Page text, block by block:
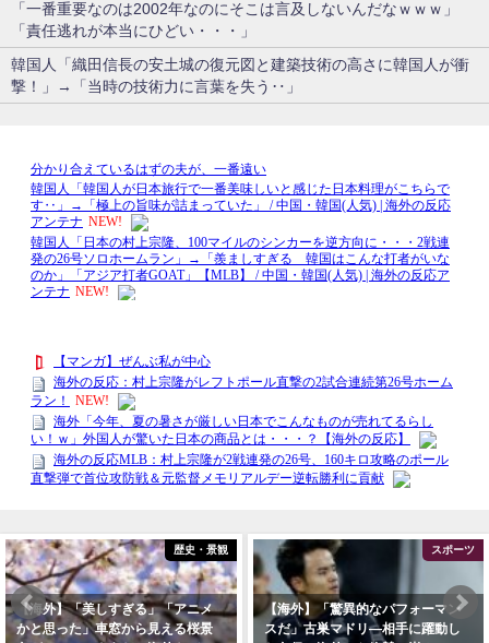
「一番重要なのは2002年なのにそこは言及しないんだなｗｗｗ」
「責任逃れが本当にひどい・・・」
韓国人「織田信長の安土城の復元図と建築技術の高さに韓国人が衝
撃！」→「当時の技術力に言葉を失う‥」
歴史・景観
「美しすぎる」「アニメ
た」車窓から見える桜景
【海外】「驚異的なパフォーマン
スだ」古巣マドリ―相手に躍動し
【海
国」